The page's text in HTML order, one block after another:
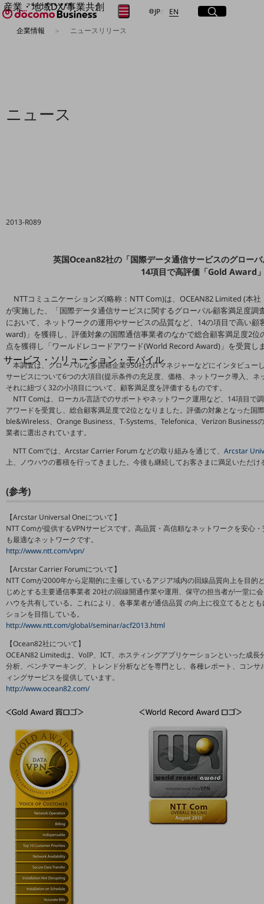
産業・地域DX/事業共創
OPEN HUB for Plural Futures
Smart World
生成AI(Generative AI)
地域社会を支える皆さまと地域課題の解決や
別ウィンドウで開きます
サービス・ソリューション・モバイル
サービス・ソリューションTOP
DXに関する課題を解決する
サービス・ソリューションをご紹介
カテゴリーで探す
カテゴリーで探すTOP
ネットワーク・モバイル
電話・映像コミュニケーション
セキュリティ
5G
AI
データ利活用
運用管理
業務支援・マーケティング
災害対策・BCP
課題・ニーズで探す
課題・ニーズで探すTOP
コミュニケーション・情報共有
マーケティング
業務効率化
災害対策
職場環境整備
地域共創・地方創生
セキュリティ対策
遠隔監視
顧客体験（CX）改善
JP日本語
EN Englishサイト内検索
開く
メニュー
開く
フリーワードでNTTドコモビジネスの
企業情報 ニュースリリース
ニュース
2013-R089
英国Ocean82社の「国際データ通信サービスのグロー
14項目で高評価「Gold Award
NTTコミュニケーションズ(略称：NTT Com)は、OCEAN82 Limited (本
が実施した、「国際データ通信サービスに関するグローバル顧客満足度
において、ネットワークの運用やサービスの品質など、14の項目で高い
ward)」を獲得し、評価対象の国際通信事業者のなかで総合顧客満足度2
点を獲得し「ワールドレコードアワード(World Record Award)」を受賞し
本調査は、グローバルな多国籍企業950社のITマネジャーなどにインタビュー
サービスについて6つの大項目(提示条件の充足度、価格、ネットワーク導入、
それに紐づく32の小項目について、顧客満足度を評価するものです。
NTT Comは、ローカル言語でのサポートやネットワーク運用など、14項目で
アワードを受賞し、総合顧客満足度で2位となりました。評価の対象となった国
ble&Wireless、Orange Business、T-Systems、Telefonica、Verizon Business
業者に選出されています。
NTT Comでは、Arcstar Carrier Forum などの取り組みを通じて、 Arcstar
上、ノウハウの蓄積を行ってきました。今後も継続してお客さまに満足いただ
(参考)
【Arcstar Universal Oneについて】
NTT Comが提供するVPNサービスです。高品質・高信頼なネットワークを安心
も最適なネットワークです。
http://www.ntt.com/vpn/
【Arcstar Carrier Forumについて】
NTT Comが2000年から定期的に主催しているアジア域内の回線品質向上を目的
じめとする主要通信事業者 20社の回線開通作業や運用、保守の担当者が一堂に
ハウを共有している。これにより、各事業者が通信品質 の向上に役立てるとと
ションを目指している。
http://www.ntt.com/global/seminar/acf2013.html
【Ocean82社について】
OCEAN82 Limitedは、VoIP、ICT、ホスティングアプリケーションといった成
分析、ベンチマーキング、トレンド分析などを専門とし、各種レポート、コン
ィングサービスを提供しています。
http://www.ocean82.com/